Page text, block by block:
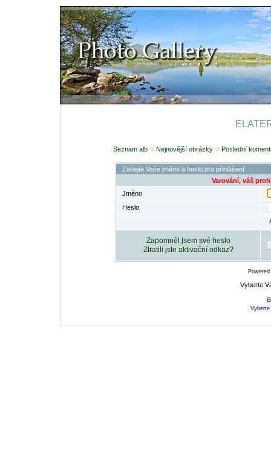
Seznam alb Nejnovější obrázky Poslední
Zadejte Vaše jméno a heslo pro přihlášení
Varování, váš
Jméno
Heslo
Zapomněl jsem své heslo
Ztratili jste aktivační odkaz?
Vyberte